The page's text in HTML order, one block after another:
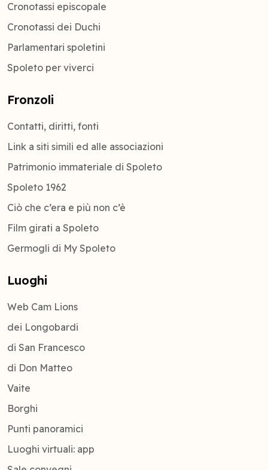
Cronotassi episcopale
Cronotassi dei Duchi
Parlamentari spoletini
Spoleto per viverci
Fronzoli
Contatti, diritti, fonti
Link a siti simili ed alle associazioni
Patrimonio immateriale di Spoleto
Spoleto 1962
Ciò che c’era e più non c’è
Film girati a Spoleto
Germogli di My Spoleto
Luoghi
Web Cam Lions
dei Longobardi
di San Francesco
di Don Matteo
Vaite
Borghi
Punti panoramici
Luoghi virtuali: app